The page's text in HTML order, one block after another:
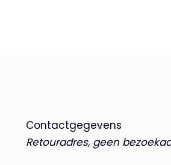
Contactgegevens
Retouradres, geen